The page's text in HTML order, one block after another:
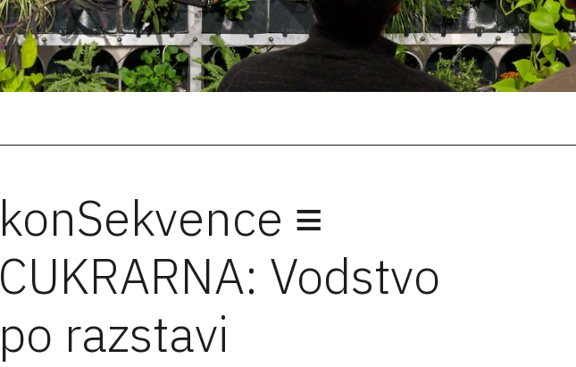
konSekvence ≡
CUKRARNA: Vodstvo
po razstavi